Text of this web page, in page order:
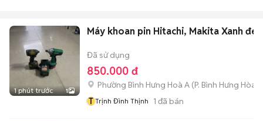
1 phút trước 1
Máy khoan pin Hitachi, Makita Xanh đen
Đã sử dụng
850.000 đ
Phường Bình Hưng Hoà A (P. Bình Hưng Hòa
T Trịnh Đình Thịnh 1 đã bán